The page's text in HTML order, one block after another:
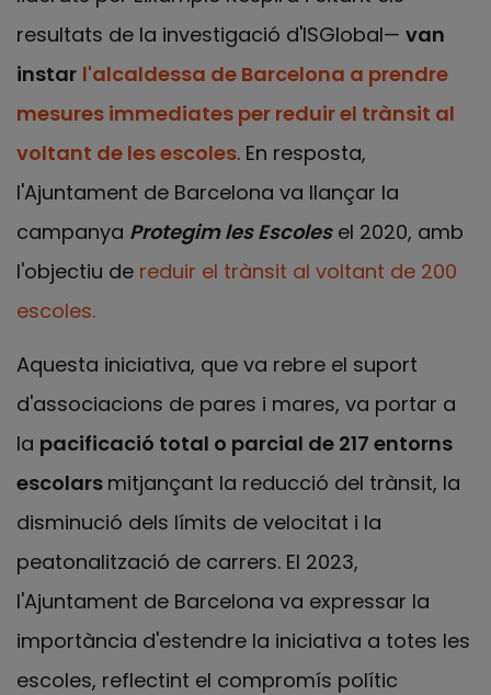
resultats de la investigació d'ISGlobal— van
instar l'alcaldessa de Barcelona a prendre
mesures immediates per reduir el trànsit al
voltant de les escoles. En resposta,
l'Ajuntament de Barcelona va llançar la
campanya Protegim les Escolesel 2020, amb
l'objectiu de reduir el trànsit al voltant de 200
escoles.
Aquesta iniciativa, que va rebre el suport
d'associacions de pares i mares, va portar a
la pacificació total o parcial de 217 entorns
escolars mitjançant la reducció del trànsit, la
disminució dels límits de velocitat i la
peatonalització de carrers. El 2023,
l'Ajuntament de Barcelona va expressar la
importància d'estendre la iniciativa a totes les
escoles, reflectint el compromís polític